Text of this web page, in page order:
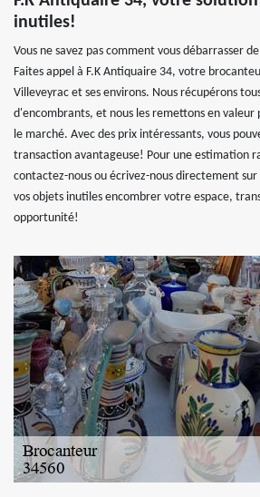
inutiles!
Vous ne savez pas comment vous débarrasser
Faites appel à F.K Antiquaire 34, votre
Villeveyrac et ses environs. Nous récupérons
d'encombrants, et nous les remettons en valeur
le marché. Avec des prix intéressants, vous
transaction avantageuse! Pour une estimation
contactez-nous ou écrivez-nous directement
vos objets inutiles encombrer votre espace,
opportunité!